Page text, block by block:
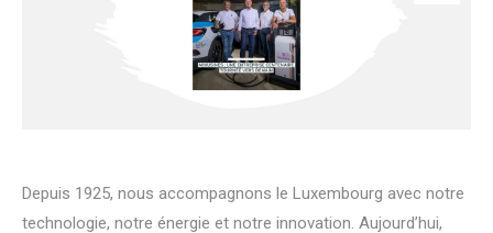
Depuis 1925, nous accompagnons le Luxembourg avec notre
technologie, notre énergie et notre innovation. Aujourd’hui,